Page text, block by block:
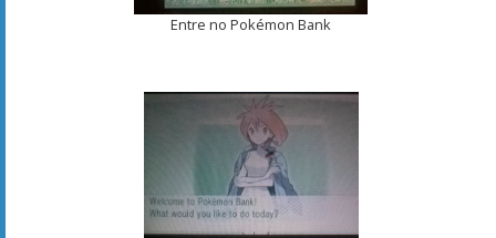
Entre no Pokémon Bank